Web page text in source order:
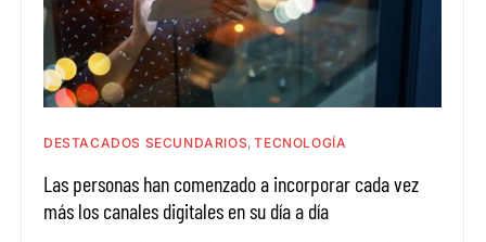
DESTACADOS SECUNDARIOS TECNOLOGÍA
Las personas han comenzado a incorporar cada vez
más los canales digitales en su día a día